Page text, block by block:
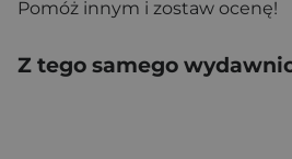
Pomóż innym i zostaw ocenę!
Z tego samego